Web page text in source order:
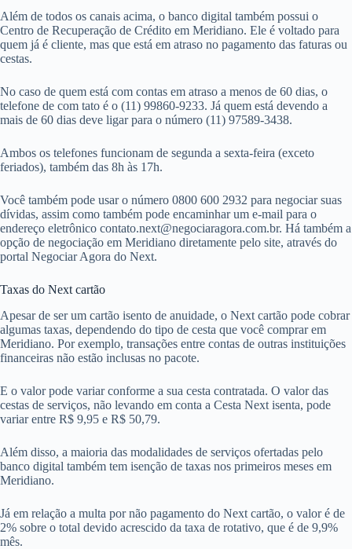
Além de todos os canais acima, o banco digital também possui o
Centro de Recuperação de Crédito em Meridiano. Ele é voltado para
quem já é cliente, mas que está em atraso no pagamento das faturas ou
cestas.
No caso de quem está com contas em atraso a menos de 60 dias, o
telefone de com tato é o (11) 99860-9233. Já quem está devendo a
mais de 60 dias deve ligar para o número (11) 97589-3438.
Ambos os telefones funcionam de segunda a sexta-feira (exceto
feriados), também das 8h às 17h.
Você também pode usar o número 0800 600 2932 para negociar suas
dívidas, assim como também pode encaminhar um e-mail para o
endereço eletrônico contato.next@negociaragora.com.br. Há também a
opção de negociação em Meridiano diretamente pelo site, através do
portal Negociar Agora do Next.
Taxas do Next cartão
Apesar de ser um cartão isento de anuidade, o Next cartão pode cobrar
algumas taxas, dependendo do tipo de cesta que você comprar em
Meridiano. Por exemplo, transações entre contas de outras instituições
financeiras não estão inclusas no pacote.
E o valor pode variar conforme a sua cesta contratada. O valor das
cestas de serviços, não levando em conta a Cesta Next isenta, pode
variar entre R$ 9,95 e R$ 50,79.
Além disso, a maioria das modalidades de serviços ofertadas pelo
banco digital também tem isenção de taxas nos primeiros meses em
Meridiano.
Já em relação a multa por não pagamento do Next cartão, o valor é de
2% sobre o total devido acrescido da taxa de rotativo, que é de 9,9%
mês.